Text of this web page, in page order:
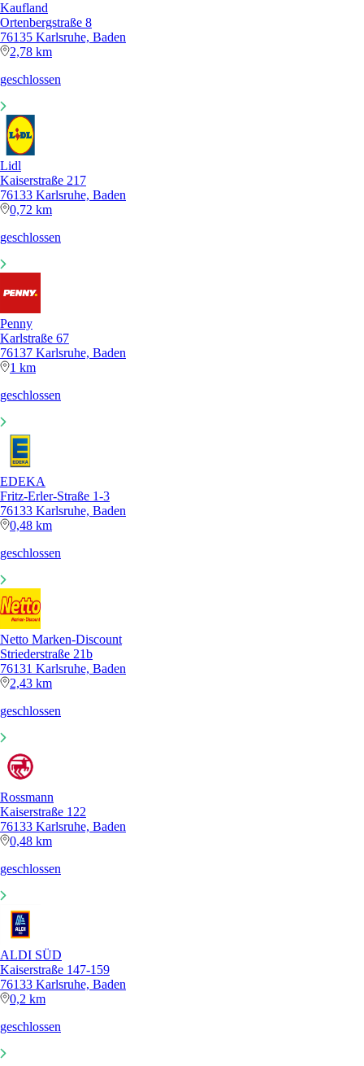
Kaufland
Ortenbergstraße 8
76135 Karlsruhe, Baden
2,78 km
geschlossen
Lidl
Kaiserstraße 217
76133 Karlsruhe, Baden
0,72 km
geschlossen
Penny
Karlstraße 67
76137 Karlsruhe, Baden
1 km
geschlossen
EDEKA
Fritz-Erler-Straße 1-3
76133 Karlsruhe, Baden
0,48 km
geschlossen
Netto Marken-Discount
Striederstraße 21b
76131 Karlsruhe, Baden
2,43 km
geschlossen
Rossmann
Kaiserstraße 122
76133 Karlsruhe, Baden
0,48 km
geschlossen
ALDI SÜD
Kaiserstraße 147-159
76133 Karlsruhe, Baden
0,2 km
geschlossen